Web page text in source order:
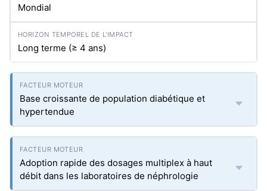
Mondial
Long terme (≥ 4 ans)
Base croissante de population diabétique et
hypertendue
Adoption rapide des dosages multiplex à haut
débit dans les laboratoires de néphrologie